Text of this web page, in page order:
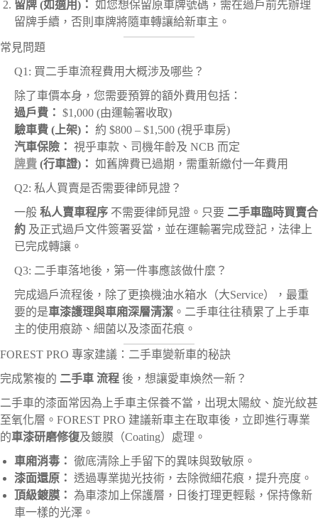
留牌 (如適用)： 如您想保留原車牌號碼，需在過戶前先辦理
留牌手續，否則車牌將隨車轉讓給新車主。
常見問題
Q1: 買二手車流程費用大概涉及哪些？
除了車價本身，您需要預算的額外費用包括：
過戶費： $1,000 (由運輸署收取)
驗車費 (上架)： 約 $800 – $1,500 (視乎車房)
汽車保險： 視乎車款、司機年齡及 NCB 而定
牌費 (行車證)： 如舊牌費已過期，需重新繳付一年費用
Q2: 私人買賣是否需要律師見證？
一般 私人賣車程序 不需要律師見證。只要 二手車臨時買賣合
約 及正式過戶文件簽署妥當，並在運輸署完成登記，法律上
已完成轉讓。
Q3: 二手車落地後，第一件事應該做什麼？
完成過戶流程後，除了更換機油水箱水（大Service），最重
要的是車漆護理與車廂深層清潔 。二手車往往積累了上手車
主的使用痕跡、細菌以及漆面花痕。
FOREST PRO 專家建議：二手車變新車的秘訣
完成繁複的 二手車 流程 後，想讓愛車煥然一新？
二手車的漆面常因為上手車主保養不當，出現太陽紋、旋光紋甚
至氧化層。FOREST PRO 建議新車主在取車後，立即進行專業
的車漆研磨修復及鍍膜（Coating）處理。
車廂消毒： 徹底清除上手留下的異味與致敏原。
漆面還原： 透過專業拋光技術，去除微細花痕，提升亮度。
頂級鍍膜： 為車漆加上保護層，日後打理更輕鬆，保持像新
車一樣的光澤。